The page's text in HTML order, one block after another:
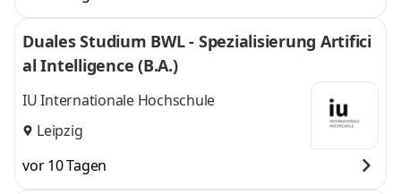
Duales Studium BWL - Spezialisierung Artifici
al Intelligence (B.A.)
IU Internationale Hochschule
Leipzig
vor 10 Tagen